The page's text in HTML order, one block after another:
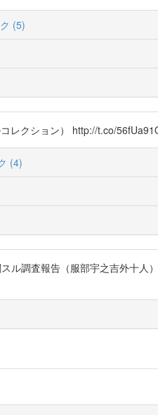
(5)
レクション） http://t.co/
(4)
ル調査報告（服部宇之吉外十人